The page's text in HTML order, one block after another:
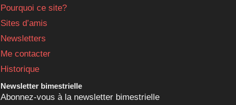
Pourquoi ce site?
Sites d’amis
Newsletters
Me contacter
Historique
Newsletter bimestrielle
Abonnez-vous à la newsletter bimestrielle